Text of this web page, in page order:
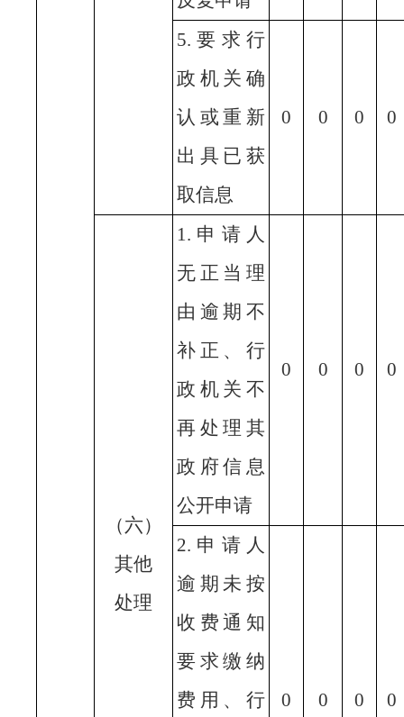
5.要求行
政机关确
认或重新
出具已获
取信息
0 0 0 0
（六）
其他
处理
1.申请人
无正当理
由逾期不
补正、行
政机关不
再处理其
政府信息
公开申请
0 0 0 0
2.申请人
逾期未按
收费通知
要求缴纳
费用、行
0 0 0 0